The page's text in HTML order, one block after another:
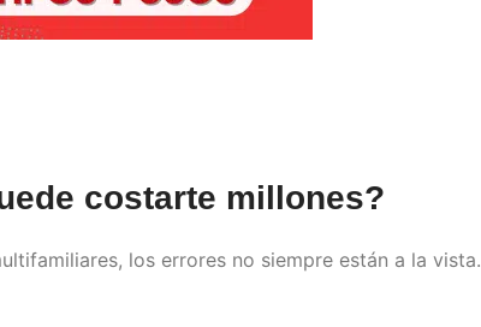
costarte millones?
los errores no siempre están a la vista.